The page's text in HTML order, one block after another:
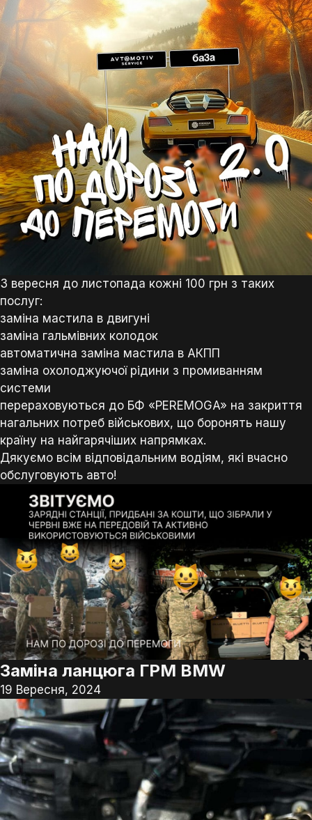
3 вересня до листопада кожні 100 грн з таких
послуг:
заміна мастила в двигуні
заміна гальмівних колодок
автоматична заміна мастила в АКПП
заміна охолоджуючої рідини з промиванням
системи
перераховуються до БФ «PEREMOGA» на закриття
нагальних потреб військових, що боронять нашу
країну на найгарячіших напрямках.
Дякуємо всім відповідальним водіям, які вчасно
обслуговують авто!
Заміна ланцюга ГРМ BMW
19 Вересня, 2024